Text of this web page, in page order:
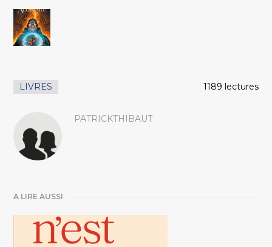
LIVRES 1189 lectures
PATRICKTHIBAUT
A LIRE AUSSI